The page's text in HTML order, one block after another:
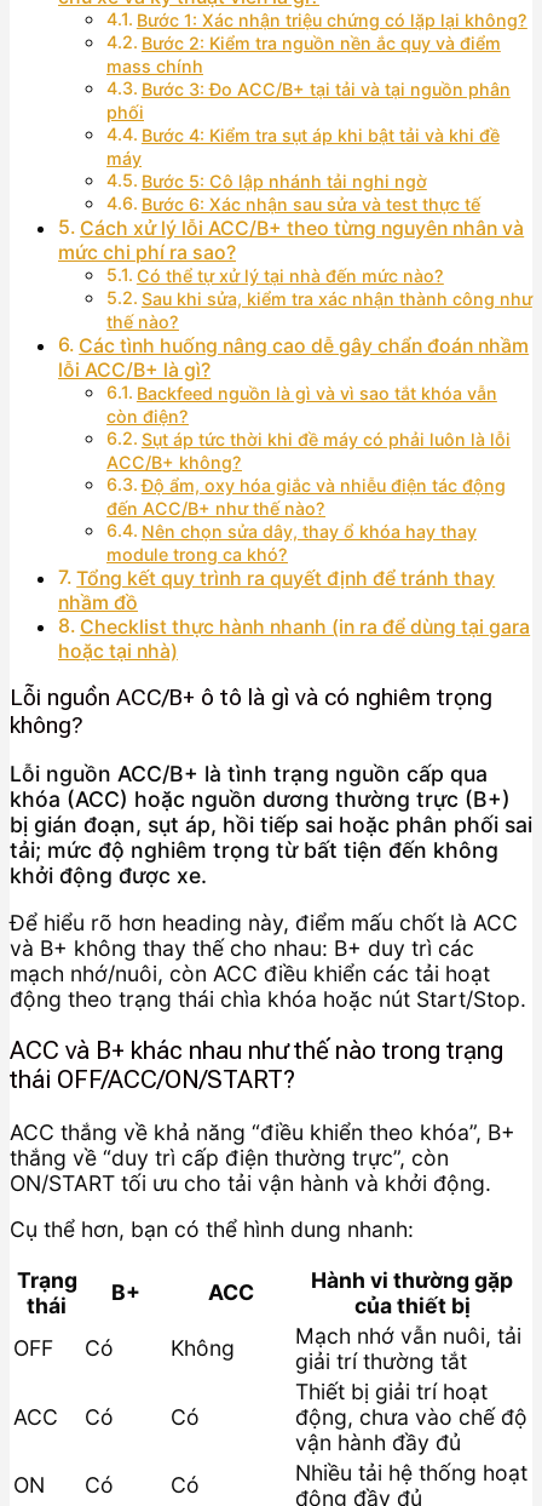
Bước 1: Xác nhận triệu chứng có lặp lại không?
Bước 2: Kiểm tra nguồn nền ắc quy và điểm
mass chính
Bước 3: Đo ACC/B+ tại tải và tại nguồn phân
phối
Bước 4: Kiểm tra sụt áp khi bật tải và khi đề
máy
Bước 5: Cô lập nhánh tải nghi ngờ
Bước 6: Xác nhận sau sửa và test thực tế
Cách xử lý lỗi ACC/B+ theo từng nguyên nhân và
mức chi phí ra sao?
Có thể tự xử lý tại nhà đến mức nào?
Sau khi sửa, kiểm tra xác nhận thành công như
thế nào?
Các tình huống nâng cao dễ gây chẩn đoán nhầm
lỗi ACC/B+ là gì?
Backfeed nguồn là gì và vì sao tắt khóa vẫn
còn điện?
Sụt áp tức thời khi đề máy có phải luôn là lỗi
ACC/B+ không?
Độ ẩm, oxy hóa giắc và nhiễu điện tác động
đến ACC/B+ như thế nào?
Nên chọn sửa dây, thay ổ khóa hay thay
module trong ca khó?
Tổng kết quy trình ra quyết định để tránh thay
nhầm đồ
Checklist thực hành nhanh (in ra để dùng tại gara
hoặc tại nhà)
Lỗi nguồn ACC/B+ ô tô là gì và có nghiêm trọng
không?
Lỗi nguồn ACC/B+ là tình trạng nguồn cấp qua
khóa (ACC) hoặc nguồn dương thường trực (B+)
bị gián đoạn, sụt áp, hồi tiếp sai hoặc phân phối sai
tải; mức độ nghiêm trọng từ bất tiện đến không
khởi động được xe.
Để hiểu rõ hơn heading này, điểm mấu chốt là ACC
và B+ không thay thế cho nhau: B+ duy trì các
mạch nhớ/nuôi, còn ACC điều khiển các tải hoạt
động theo trạng thái chìa khóa hoặc nút Start/Stop.
ACC và B+ khác nhau như thế nào trong trạng
thái OFF/ACC/ON/START?
ACC thắng về khả năng “điều khiển theo khóa”, B+
thắng về “duy trì cấp điện thường trực”, còn
ON/START tối ưu cho tải vận hành và khởi động.
Cụ thể hơn, bạn có thể hình dung nhanh:
Trạng
thái
B+ ACC
Hành vi thường gặp
của thiết bị
OFF
Có Không
Mạch nhớ vẫn nuôi, tải
giải trí thường tắt
ACC Có Có
Thiết bị giải trí hoạt
động, chưa vào chế độ
vận hành đầy đủ
ON
Có Có
Nhiều tải hệ thống hoạt
động đầy đủ